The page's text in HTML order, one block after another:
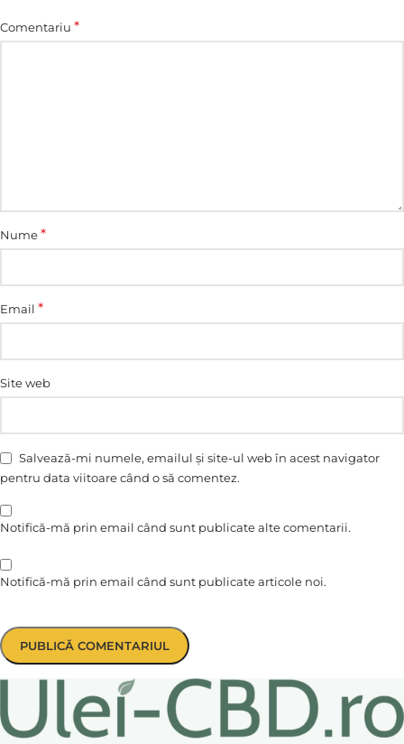
Comentariu *
Nume*
Email *
Site web
Salvează-mi numele, emailul și site-ul web în acest navigator
pentru data viitoare când o să comentez.
Notifică-mă prin email când sunt publicate alte comentarii.
Notifică-mă prin email când sunt publicate articole noi.